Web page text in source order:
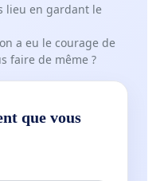
lieu en gardant le
a eu le courage de
faire de même ?
que vous